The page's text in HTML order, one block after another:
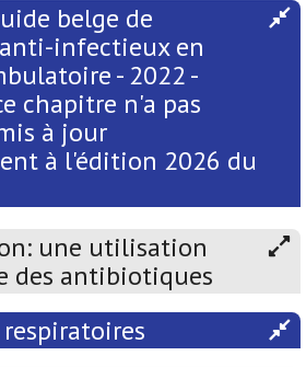
belge de
infectieux en
- 2022 -
chapitre n'a pas
à jour
à l'édition 2026 du
une utilisation
des antibiotiques